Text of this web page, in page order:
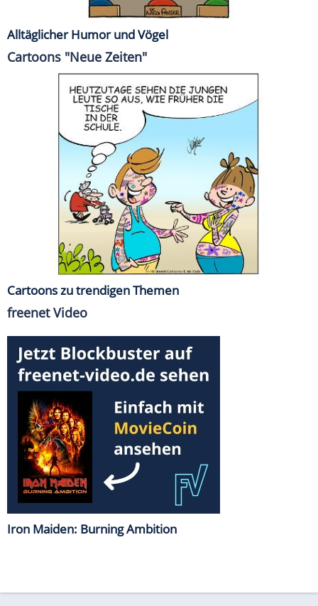
Alltäglicher Humor und Vögel
Cartoons "Neue Zeiten"
Cartoons zu trendigen Themen
freenet Video
Iron Maiden: Burning Ambition